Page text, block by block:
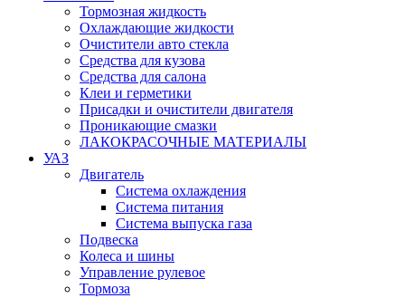
Тормозная жидкость
Охлаждающие жидкости
Очистители авто стекла
Средства для кузова
Средства для салона
Клеи и герметики
Присадки и очистители двигателя
Проникающие смазки
ЛАКОКРАСОЧНЫЕ МАТЕРИАЛЫ
УАЗ
Двигатель
Система охлаждения
Система питания
Система выпуска газа
Подвеска
Колеса и шины
Управление рулевое
Тормоза